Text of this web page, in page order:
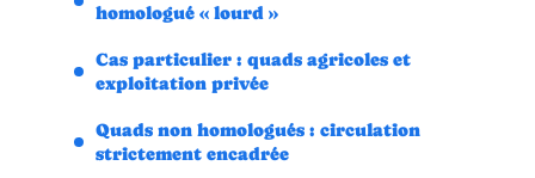
homologué « lourd »
Cas particulier : quads agricoles et
exploitation privée
Quads non homologués : circulation
strictement encadrée